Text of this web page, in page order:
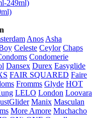
249ml)
Anos Asha
Celeste Ceylor Chaps
Condomerie
Dansex Durex Easyglide
FAIR SQUARED Faire
Fromms Glyde HOT
LELO London Loovara
Manix Masculan
More Amore Muchacho